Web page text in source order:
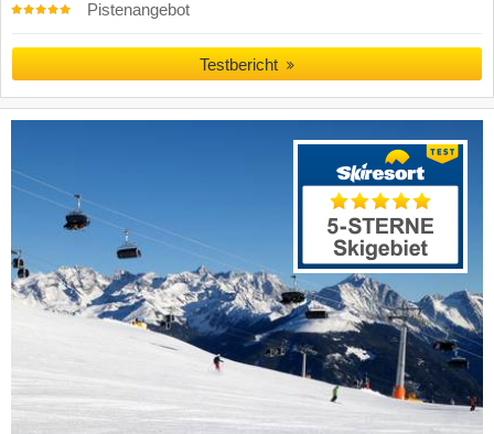
Pistenangebot
Testbericht